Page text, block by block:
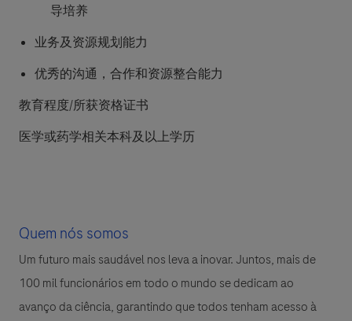
导培养
业务及资源规划能力
优秀的沟通，合作和资源整合能力
教育程度/所获资格证书
医学或药学相关本科及以上学历
Quem nós somos
Um futuro mais saudável nos leva a inovar. Juntos, mais de
100 mil funcionários em todo o mundo se dedicam ao
avanço da ciência, garantindo que todos tenham acesso à